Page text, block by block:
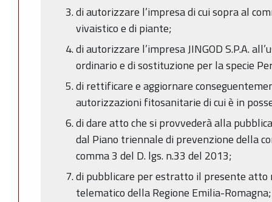
di autorizzare l’impresa di cui sopra al
vivaistico e di piante;
di autorizzare l’impresa JINGOD S.P.A.
ordinario e di sostituzione per la specie
di rettificare e aggiornare
autorizzazioni fitosanitarie di cui è in
di dare atto che si provvederà alla
dal Piano triennale di prevenzione della
comma 3 del D. lgs. n.33 del 2013;
di pubblicare per estratto il presente
telematico della Regione Emilia-Romagna;